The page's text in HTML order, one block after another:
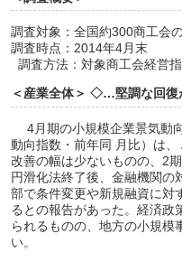
調査対象：全国約300商工会
調査時点：2014年4月末
調査方法：対象商工会経営
＜産業全体＞ ◇…堅調な回
4月期の小規模企業景気動
動向指数・前年同 月比）は
改善の幅は少ないものの、2
円滑化法終了後、金融機関の
部で条件変更や新規融資に対
るとの報告があった。経済政
られるものの、地方の小規模
い。